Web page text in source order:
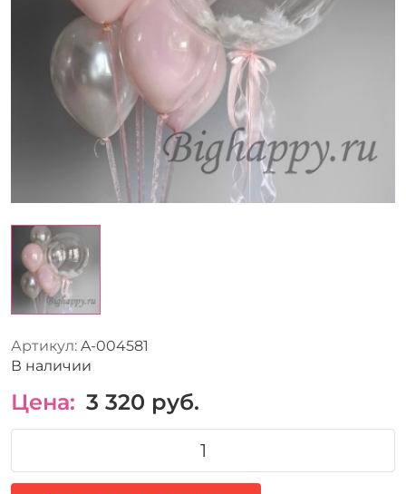
Артикул: A-004581
В наличии
Цена: 3 320 руб.